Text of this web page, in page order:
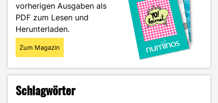
Nizza
und
Monaco"
vorherigen Ausgaben als
PDF zum Lesen und
Herunterladen.
Zum Magazin
Schlagwörter